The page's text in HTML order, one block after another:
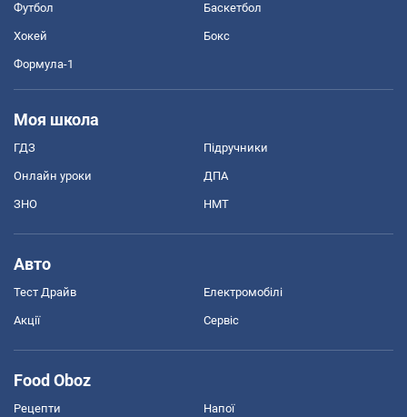
Футбол Баскетбол
Хокей Бокс
Формула-1
Моя школа
ГДЗ Підручники
Онлайн уроки ДПА
ЗНО НМТ
Авто
Тест Драйв Електромобілі
Акції Сервіс
Food Oboz
Рецепти Напої